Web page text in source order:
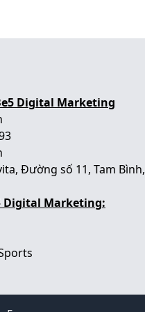
Digital Marketing
Đường số 11, Tam Bình,
Digital Marketing: